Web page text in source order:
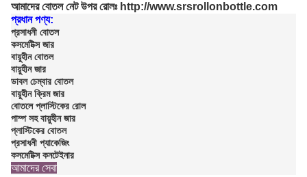
আমাদের বোতল নেট উপর রোলঃ http://www.srsrollonbottle.com
প্রধান পণ্য:
প্রসাধনী বোতল
কসমেটিক্স জার
বায়ুহীন বোতল
বায়ুহীন জার
ডাবল চেম্বার বোতল
বায়ুহীন ক্রিম জার
বোতলে প্লাস্টিকের রোল
পাম্প সহ বায়ুহীন জার
প্লাস্টিকের বোতল
প্রসাধনী প্যাকেজিং
কসমেটিক্স কনটেইনার
আমাদের সেবা